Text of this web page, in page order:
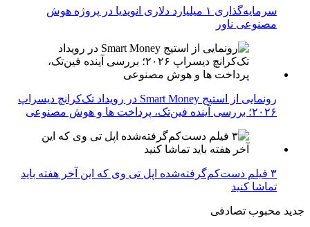
سرمایه‌گذاری ۱ میلیارد دلاری انویدیا در پروژه هوش
مصنوعی ناور
رونمایی از استیج Smart Money در رویداد تک‌کرانچ دیسراپ
۲۰۲۶؛ بررسی آینده فین‌تک، پرداخت‌ ها و هوش مصنوعی
۳ فیلم دست‌کم‌گرفته‌شده اپل تی وی که این آخر هفته باید
تماشا کنید
جدید محبوب تصادفی